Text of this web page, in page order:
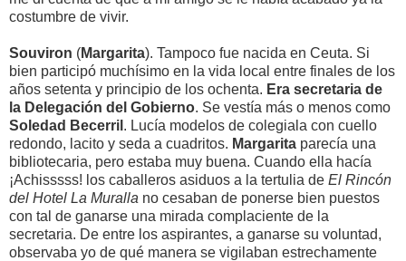
costumbre de vivir.
Souviron (Margarita). Tampoco fue nacida en Ceuta. Si
bien participó muchísimo en la vida local entre finales de los
años setenta y principio de los ochenta. Era secretaria de
la Delegación del Gobierno. Se vestía más o menos como
Soledad Becerril . Lucía modelos de colegiala con cuello
redondo, lacito y seda a cuadritos. Margarita parecía una
bibliotecaria, pero estaba muy buena. Cuando ella hacía
¡Achisssss! los caballeros asiduos a la tertulia de El Rincón
del Hotel La Muralla no cesaban de ponerse bien puestos
con tal de ganarse una mirada complaciente de la
secretaria. De entre los aspirantes, a ganarse su voluntad,
observaba yo de qué manera se vigilaban estrechamente